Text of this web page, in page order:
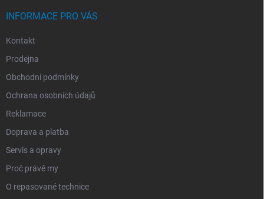
INFORMACE PRO VÁS
Kontakt
Prodejna
Obchodní podmínky
Ochrana osobních údajů
Reklamace
Doprava a platba
Servis a opravy
Proč právě my
O repasované technice